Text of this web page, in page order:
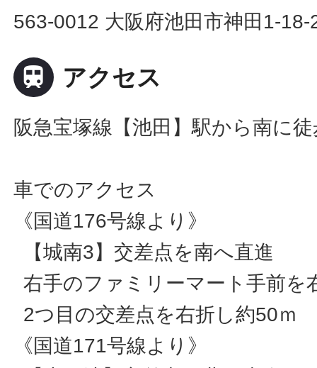
563-0012 大阪府池田市神田1-18-
 アクセス
阪急宝塚線【池田】駅から南に
車でのアクセス
《国道176号線より》
【城南3】交差点を南へ直進
右手のファミリーマート手前
2つ目の交差点を右折し約50ｍ
《国道171号線より》